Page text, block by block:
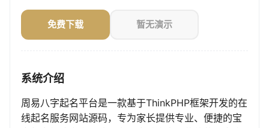
免费下载 暂无演示
系统介绍
周易八字起名平台是一款基于ThinkPHP框架开发的在
线起名服务网站源码，专为家长提供专业、便捷的宝